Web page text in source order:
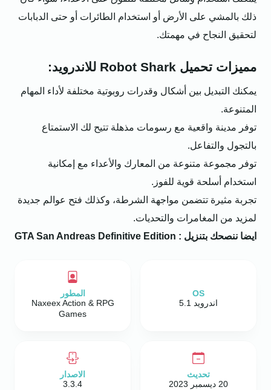
ذلك بالمشي على الأرض أو استخدام الطائرات أو حتى الدبابات
لتحقيق النجاح في مهمتك.
مميزات تحميل Robot Shark للاندرويد:
يمكنك التبديل بين أشكال وقدرات روبوتية مختلفة لأداء المهام
المتنوعة.
توفر مدينة واقعية مع رسومات مذهلة تتيح لك الاستمتاع
بالتجول والتفاعل.
توفر مجموعة متنوعة من المعارك والأعداء مع إمكانية
استخدام أسلحة قوية للفوز.
تجربة مثيرة تتضمن مواجهة الشرطة، وكذلك فتح عوالم جديدة
لمزيد من المغامرات والتحديات.
ايضا ننصحك بتنزيل : GTA San Andreas Definitive Edition
المطور
Naxeex Action & RPG
Games
OS
اندرويد 5.1
الاصدار
3.3.4
تحديث
20 ديسمبر 2023